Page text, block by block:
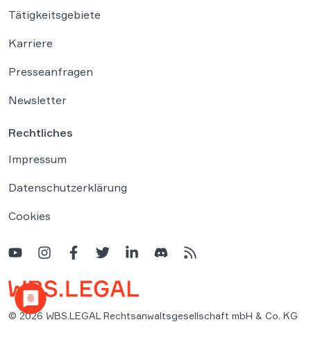
Tätigkeitsgebiete
Karriere
Presseanfragen
Newsletter
Rechtliches
Impressum
Datenschutzerklärung
Cookies
© 2026 WBS.LEGAL Rechtsanwaltsgesellschaft mbH & Co. KG